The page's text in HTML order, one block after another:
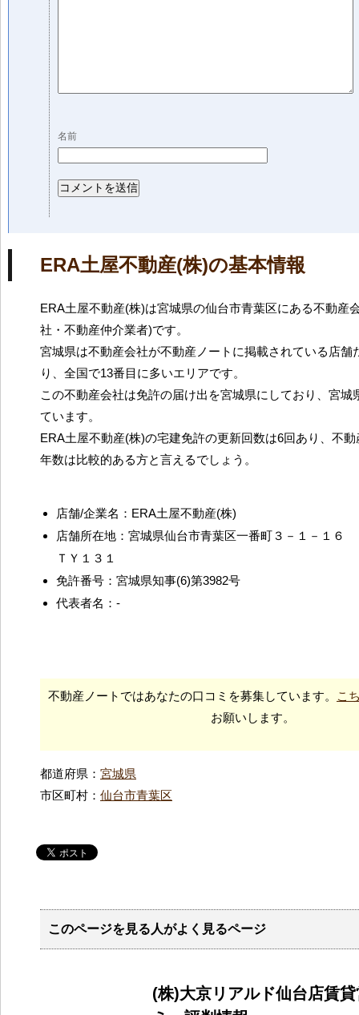
名前
ERA土屋不動産(株)の基本情報
ERA土屋不動産(株)は宮城県の仙台市青葉区にある不動産
社・不動産仲介業者)です。
宮城県は不動産会社が不動産ノートに掲載されている店舗
り、全国で13番目に多いエリアです。
この不動産会社は免許の届け出を宮城県にしており、宮城
ています。
ERA土屋不動産(株)の宅建免許の更新回数は6回あり、不
年数は比較的ある方と言えるでしょう。
店舗/企業名：ERA土屋不動産(株)
店舗所在地：宮城県仙台市青葉区一番町３－１－１６
ＴＹ１３１
免許番号：宮城県知事(6)第3982号
代表者名：-
不動産ノートではあなたの口コミを募集しています。
こ
お願いします。
都道府県： 宮城県
市区町村： 仙台市青葉区
このページを見る人がよく見るページ
(株)大京リアルド仙台店賃